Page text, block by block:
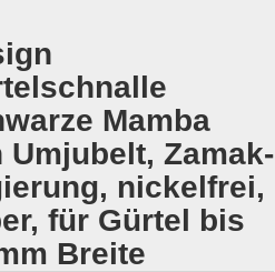
vergessen?
Mamba
Umjubelt, Zamak-
nickelfrei,
für Gürtel bis
Breite